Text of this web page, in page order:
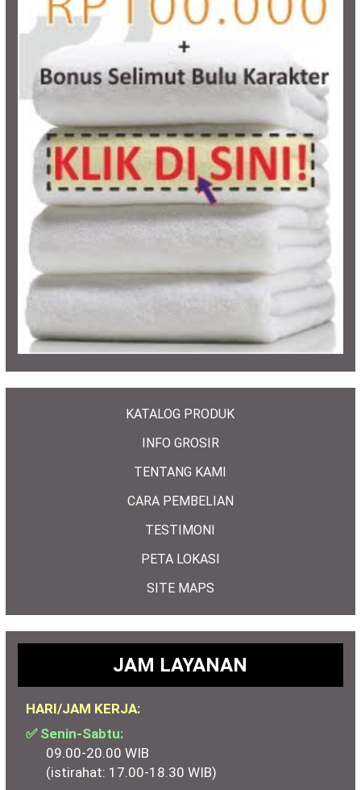
KATALOG PRODUK
INFO GROSIR
TENTANG KAMI
CARA PEMBELIAN
TESTIMONI
PETA LOKASI
SITE MAPS
JAM LAYANAN
HARI/JAM KERJA:
✅ Senin-Sabtu:
09.00-20.00 WIB
(istirahat: 17.00-18.30 WIB)